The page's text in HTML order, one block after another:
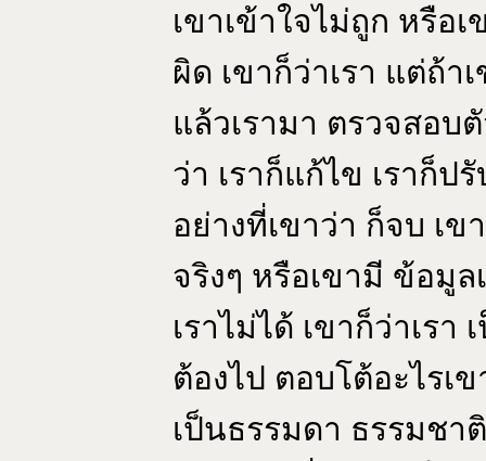
เขาเข้าใจไม่ถูก หรือ
ผิด เขาก็ว่าเรา แต่ถ้า
แล้วเรามา ตรวจสอบตั
ว่า เราก็แก้ไข เราก็ป
อย่างที่เขาว่า ก็จบ เข
จริงๆ หรือเขามี ข้อมูล
เราไม่ได้ เขาก็ว่าเรา
ต้องไป ตอบโต้อะไรเ
เป็นธรรมดา ธรรมชา